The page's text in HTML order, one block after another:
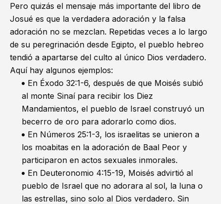
Pero quizás el mensaje más importante del libro de
Josué es que la verdadera adoración y la falsa
adoración no se mezclan. Repetidas veces a lo largo
de su peregrinación desde Egipto, el pueblo hebreo
tendió a apartarse del culto al único Dios verdadero.
Aquí hay algunos ejemplos:
En Éxodo 32:1-6, después de que Moisés subió
al monte Sinaí para recibir los Diez
Mandamientos, el pueblo de Israel construyó un
becerro de oro para adorarlo como dios.
En Números 25:1-3, los israelitas se unieron a
los moabitas en la adoración de Baal Peor y
participaron en actos sexuales inmorales.
En Deuteronomio 4:15-19, Moisés advirtió al
pueblo de Israel que no adorara al sol, la luna o
las estrellas, sino solo al Dios verdadero. Sin